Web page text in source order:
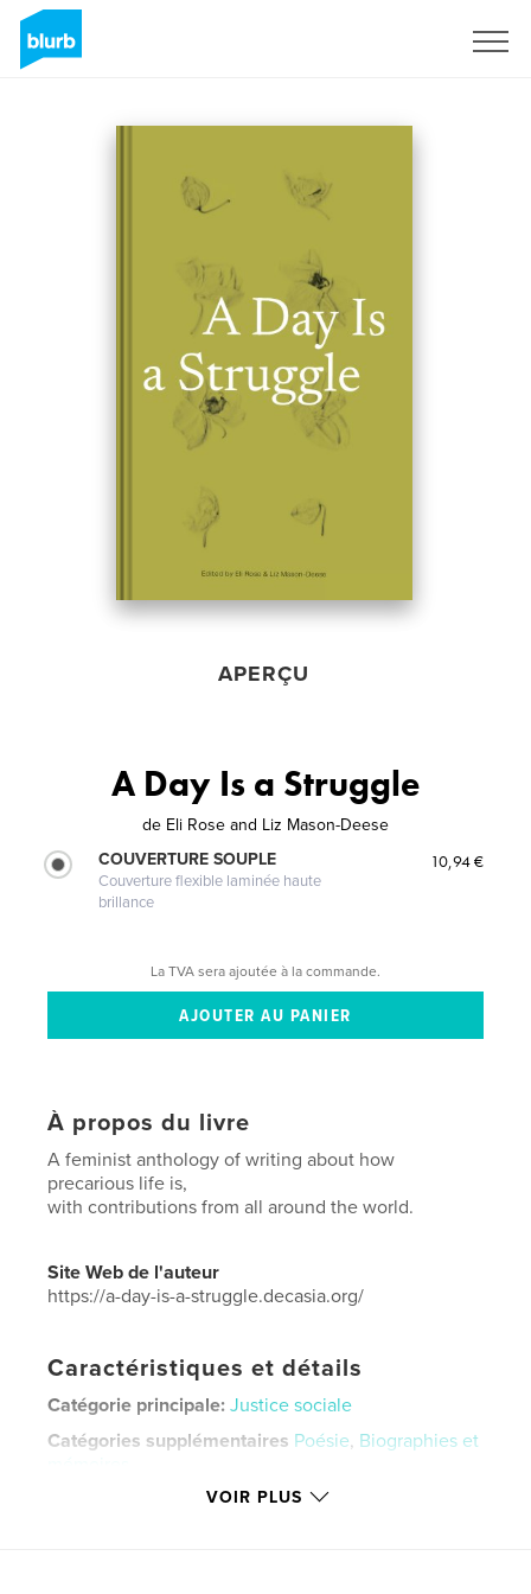
APERÇU
A Day Is a Struggle
de Eli Rose and Liz Mason-Deese
COUVERTURE SOUPLE
Couverture flexible laminée haute
brillance
10,94 €
La TVA sera ajoutée à la commande.
À propos du livre
A feminist anthology of writing about how
precarious life is,
with contributions from all around the world.
Site Web de l'auteur
https://a-day-is-a-struggle.decasia.org/
Caractéristiques et détails
Catégorie principale: Justice sociale
Catégories supplémentaires Poésie, Biographies et
13×20 cm
VOIR PLUS